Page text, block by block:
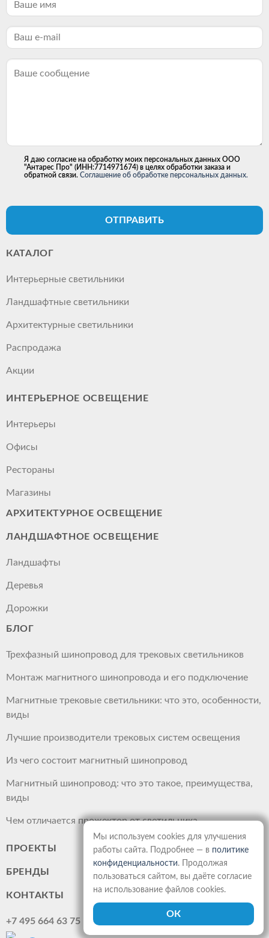
Я даю согласие на обработку моих персональных данных ООО
"Антарес Про" (ИНН:7714971674) в целях обработки заказа и
обратной связи. Соглашение об обработке персональных данных.
ОТПРАВИТЬ
КАТАЛОГ
Интерьерные светильники
Ландшафтные светильники
Архитектурные светильники
Распродажа
Акции
ИНТЕРЬЕРНОЕ ОСВЕЩЕНИЕ
Интерьеры
Офисы
Рестораны
Магазины
АРХИТЕКТУРНОЕ ОСВЕЩЕНИЕ
ЛАНДШАФТНОЕ ОСВЕЩЕНИЕ
Ландшафты
Деревья
Дорожки
БЛОГ
Трехфазный шинопровод для трековых светильников
Монтаж магнитного шинопровода и его подключение
Магнитные трековые светильники: что это, особенности,
виды
Лучшие производители трековых систем освещения
Из чего состоит магнитный шинопровод
Магнитный шинопровод: что это такое, преимущества,
виды
Чем отличается прожектор от светильника
ПРОЕКТЫ
БРЕНДЫ
КОНТАКТЫ
+7 495 664 63 75
Мы используем cookies для улучшения
работы сайта. Подробнее — в политике
конфиденциальности. Продолжая
пользоваться сайтом, вы даёте согласие
на использование файлов cookies.